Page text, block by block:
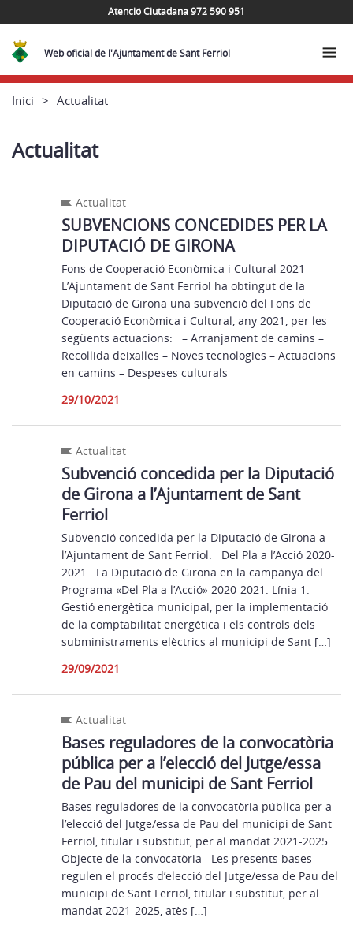
Atenció Ciutadana 972 590 951
Web oficial de l'Ajuntament de Sant Ferriol
Inici Actualitat
Actualitat
Actualitat
SUBVENCIONS CONCEDIDES PER LA
DIPUTACIÓ DE GIRONA
Fons de Cooperació Econòmica i Cultural 2021
L’Ajuntament de Sant Ferriol ha obtingut de la
Diputació de Girona una subvenció del Fons de
Cooperació Econòmica i Cultural, any 2021, per les
següents actuacions: – Arranjament de camins –
Recollida deixalles – Noves tecnologies – Actuacions
en camins – Despeses culturals
29/10/2021
Actualitat
Subvenció concedida per la Diputació
de Girona a l’Ajuntament de Sant
Ferriol
Subvenció concedida per la Diputació de Girona a
l’Ajuntament de Sant Ferriol: Del Pla a l’Acció 2020-
2021 La Diputació de Girona en la campanya del
Programa «Del Pla a l’Acció» 2020-2021. Línia 1.
Gestió energètica municipal, per la implementació
de la comptabilitat energètica i els controls dels
subministraments elèctrics al municipi de Sant […]
29/09/2021
Actualitat
Bases reguladores de la convocatòria
pública per a l’elecció del Jutge/essa
de Pau del municipi de Sant Ferriol
Bases reguladores de la convocatòria pública per a
l’elecció del Jutge/essa de Pau del municipi de Sant
Ferriol, titular i substitut, per al mandat 2021-2025.
Objecte de la convocatòria Les presents bases
regulen el procés d’elecció del Jutge/essa de Pau del
municipi de Sant Ferriol, titular i substitut, per al
mandat 2021-2025, atès […]